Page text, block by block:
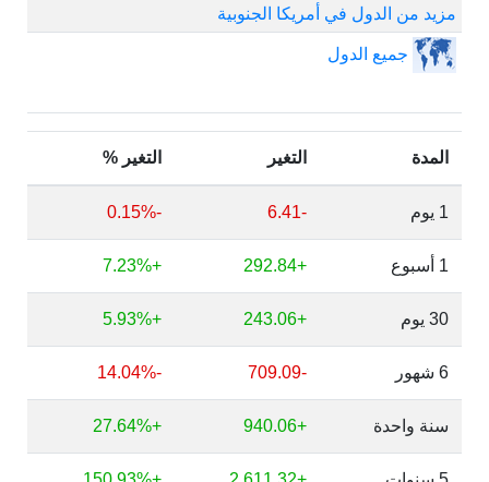
مزيد من الدول في أمريكا الجنوبية
جميع الدول
المدة التغير التغير %
1 يوم -6.41
-0.15%
1 أسبوع +292.84
+7.23%
30 يوم +243.06
+5.93%
6 شهور -709.09
-14.04%
سنة واحدة +940.06
+27.64%